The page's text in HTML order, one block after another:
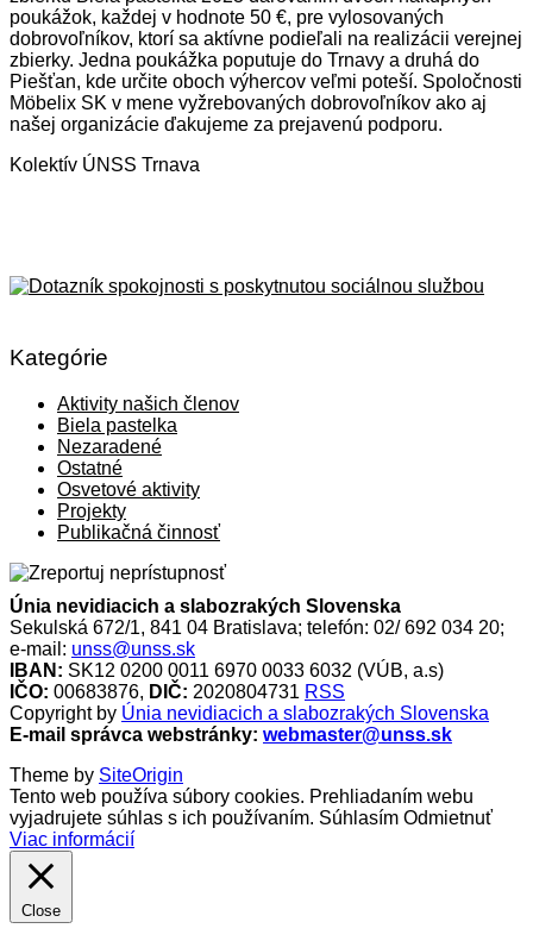
poukážok, každej v hodnote 50 €, pre vylosovaných
dobrovoľníkov, ktorí sa aktívne podieľali na realizácii verejnej
zbierky. Jedna poukážka poputuje do Trnavy a druhá do
Piešťan, kde určite oboch výhercov veľmi poteší. Spoločnosti
Möbelix SK v mene vyžrebovaných dobrovoľníkov ako aj
našej organizácie ďakujeme za prejavenú podporu.
Kolektív ÚNSS Trnava
Kategórie
Aktivity našich členov
Biela pastelka
Nezaradené
Ostatné
Osvetové aktivity
Projekty
Publikačná činnosť
Únia nevidiacich a slabozrakých Slovenska
Sekulská 672/1, 841 04 Bratislava; telefón: 02/ 692 034 20;
e-mail: unss@unss.sk
IBAN: SK12 0200 0011 6970 0033 6032 (VÚB, a.s)
IČO: 00683876, DIČ: 2020804731 RSS
Copyright by Únia nevidiacich a slabozrakých Slovenska
E-mail správca webstránky: webmaster@unss.sk
Theme by SiteOrigin
Tento web používa súbory cookies. Prehliadaním webu
vyjadrujete súhlas s ich používaním. Súhlasím Odmietnuť
Viac informácií
Close